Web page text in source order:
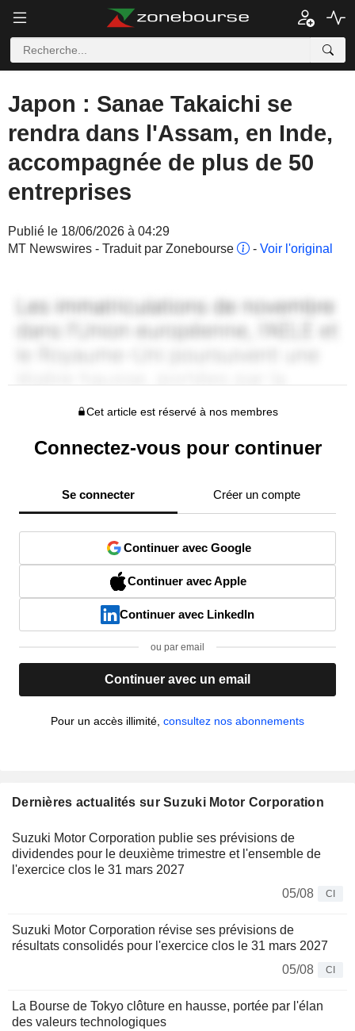
Japon : Sanae Takaichi se
rendra dans l'Assam, en Inde,
accompagnée de plus de 50
entreprises
Publié le 18/06/2026 à 04:29
MT Newswires - Traduit par Zonebourse
- Voir l'original
Cet article est réservé à nos membres
Connectez-vous pour continuer
Se connecter Créer un compte
Continuer avec Google
Continuer avec Apple
Continuer avec LinkedIn
ou par email
Continuer avec un email
Pour un accès illimité, consultez nos abonnements
Dernières actualités sur Suzuki Motor Corporation
Suzuki Motor Corporation publie ses prévisions de
dividendes pour le deuxième trimestre et l'ensemble de
l'exercice clos le 31 mars 2027
05/08
CI
Suzuki Motor Corporation révise ses prévisions de
résultats consolidés pour l'exercice clos le 31 mars 2027
05/08
CI
La Bourse de Tokyo clôture en hausse, portée par l'élan
des valeurs technologiques